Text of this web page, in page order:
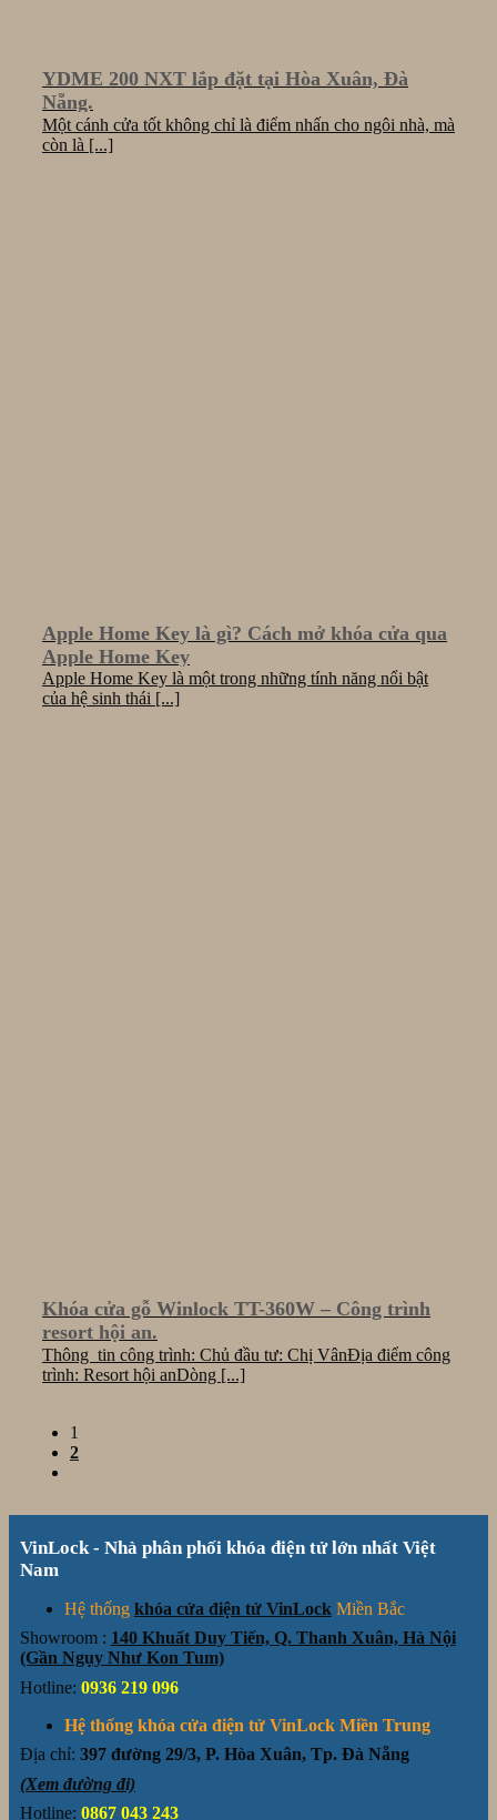
YDME 200 NXT lắp đặt tại Hòa Xuân, Đà
Nẵng.
Một cánh cửa tốt không chỉ là điểm nhấn cho ngôi nhà, mà
còn là [...]
Apple Home Key là gì? Cách mở khóa cửa qua
Apple Home Key
Apple Home Key là một trong những tính năng nổi bật
của hệ sinh thái [...]
Khóa cửa gỗ Winlock TT-360W – Công trình
resort hội an.
Thông tin công trình: Chủ đầu tư: Chị VânĐịa điểm công
trình: Resort hội anDòng [...]
1
2
VinLock - Nhà phân phối khóa điện tử lớn nhất Việt
Nam
Hệ thống khóa cửa điện tử VinLock Miền Bắc
Showroom : 140 Khuất Duy Tiến, Q. Thanh Xuân, Hà Nội
(Gần Ngụy Như Kon Tum)
Hotline: 0936 219 096
Hệ thống khóa cửa điện tử VinLock Miền Trung
Địa chỉ: 397 đường 29/3, P. Hòa Xuân, Tp. Đà Nẵng
(Xem đường đi)
Hotline: 0867 043 243